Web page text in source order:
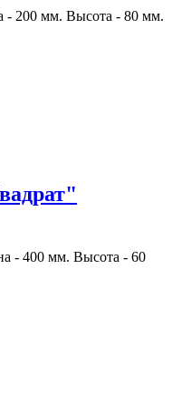
- 200 мм. Высота - 80 мм.
- 400 мм. Высота - 60